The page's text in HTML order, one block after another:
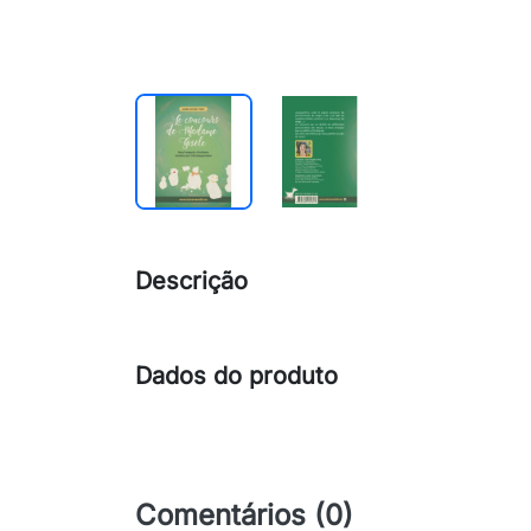
Descrição
Dados do produto
Comentários (0)